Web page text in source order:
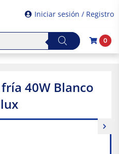
Iniciar sesión / Registro
0
fría 40W Blanco